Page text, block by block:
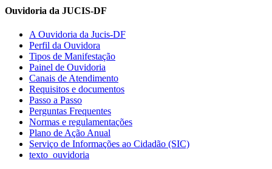
Ouvidoria da JUCIS-DF
A Ouvidoria da Jucis-DF
Perfil da Ouvidora
Tipos de Manifestação
Painel de Ouvidoria
Canais de Atendimento
Requisitos e documentos
Passo a Passo
Perguntas Frequentes
Normas e regulamentações
Plano de Ação Anual
Serviço de Informações ao Cidadão (SIC)
texto_ouvidoria